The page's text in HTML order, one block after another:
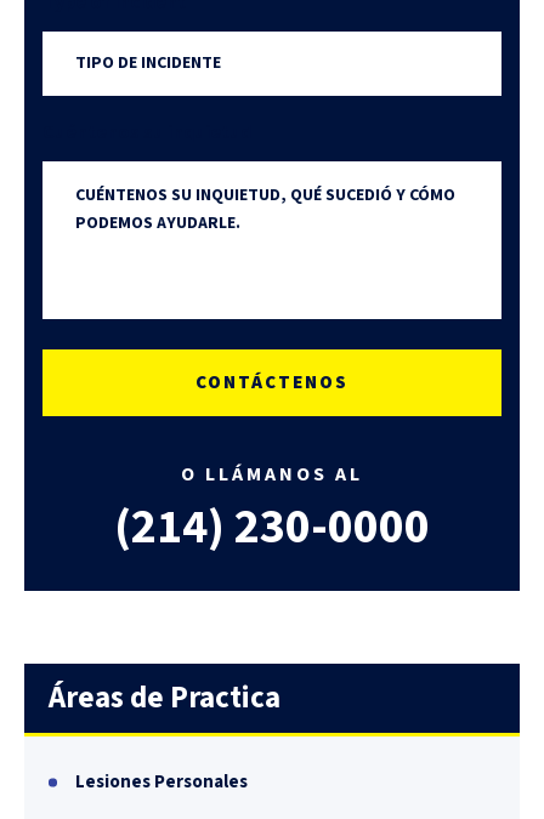
O LLÁMANOS AL
(214) 230-0000
Áreas de Practica
Lesiones Personales